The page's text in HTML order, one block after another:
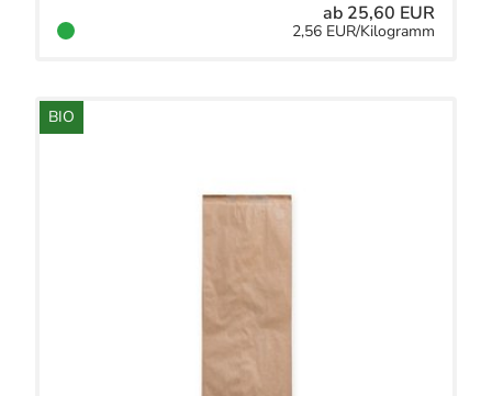
ab 25,60 EUR
2,56 EUR/Kilogramm
BIO